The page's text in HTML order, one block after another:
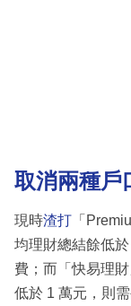
取消兩種戶
現時渣打 「
均理財總結餘低
費；而「快易理
低於 1 萬元，則